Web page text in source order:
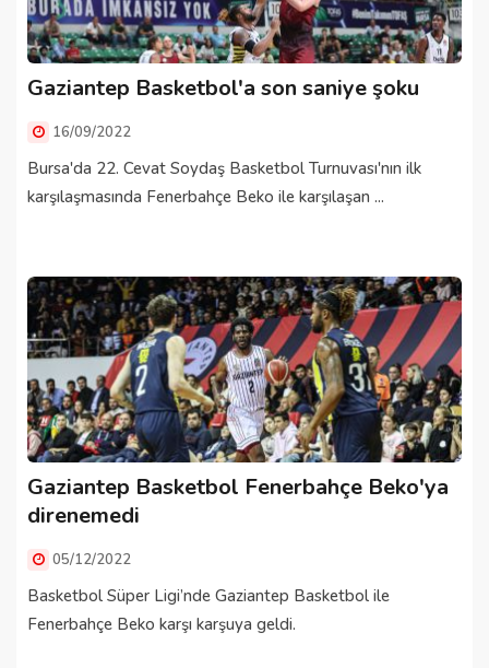
Gaziantep Basketbol'a son saniye şoku
16/09/2022
Bursa'da 22. Cevat Soydaş Basketbol Turnuvası'nın ilk
karşılaşmasında Fenerbahçe Beko ile karşılaşan ...
Gaziantep Basketbol Fenerbahçe Beko'ya
direnemedi
05/12/2022
Basketbol Süper Ligi’nde Gaziantep Basketbol ile
Fenerbahçe Beko karşı karşuya geldi.